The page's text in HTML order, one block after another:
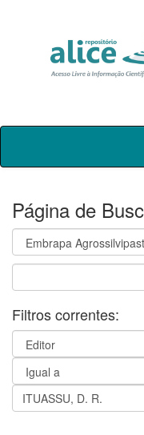
Skip
Página de
Filtros correntes: